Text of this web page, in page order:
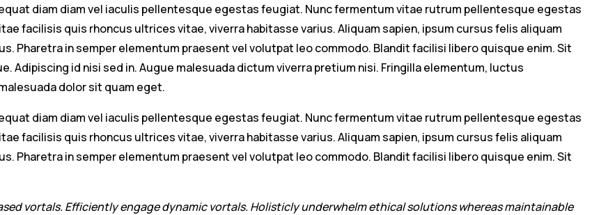
diam diam vel iaculis pellentesque egestas feugiat. Nunc fermentum vitae rutrum pellentesque egestas
facilisis quis rhoncus ultrices vitae, viverra habitasse varius. Aliquam sapien, ipsum cursus felis aliquam
Pharetra in semper elementum praesent vel volutpat leo commodo. Blandit facilisi libero quisque enim. Sit
Adipiscing id nisi sed in. Augue malesuada dictum viverra pretium nisi. Fringilla elementum, luctus
dolor sit quam eget.
diam diam vel iaculis pellentesque egestas feugiat. Nunc fermentum vitae rutrum pellentesque egestas
facilisis quis rhoncus ultrices vitae, viverra habitasse varius. Aliquam sapien, ipsum cursus felis aliquam
Pharetra in semper elementum praesent vel volutpat leo commodo. Blandit facilisi libero quisque enim. Sit
vortals. Efficiently engage dynamic vortals. Holisticly underwhelm ethical solutions whereas maintainable